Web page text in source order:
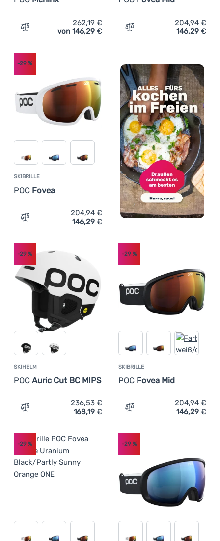
Zum Vergleich 'Skihelm POC Meninx' hinzufügen
262,19€
von 146,29 € Zum Vergleich 'Skibrille
204,94€
146,29 €
SKIBRILLE
POC Fovea
-29 %
Zum Vergleich 'Skibrille POC Fovea' hinzufügen
204,94€
146,29 €
SKIHELM
POC Auric Cut BC MIPS
-29 %
Zum Vergleich 'Skihelm POC Auric Cut BC MIPS'
236,53€
168,19 €
SKIBRILLE
POC Fovea Mid
-29%
Zum Vergleich 'Skibrille
204,94€
146,29 €
-29 % -29%